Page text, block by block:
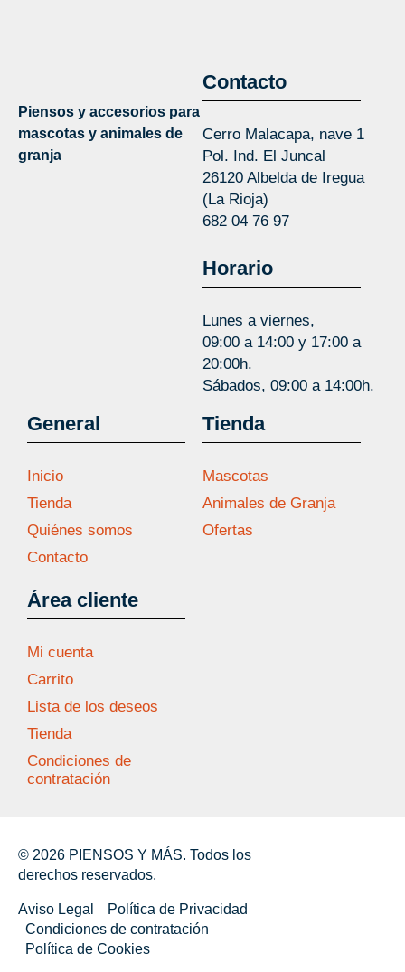
Piensos y accesorios para
mascotas y animales de
granja
Contacto
Cerro Malacapa, nave 1
Pol. Ind. El Juncal
26120 Albelda de Iregua
(La Rioja)
682 04 76 97
Horario
Lunes a viernes,
09:00 a 14:00 y 17:00 a
20:00h.
Sábados, 09:00 a 14:00h.
General
Inicio
Tienda
Quiénes somos
Contacto
Área cliente
Mi cuenta
Carrito
Lista de los deseos
Tienda
Condiciones de
contratación
Tienda
Mascotas
Animales de Granja
Ofertas
© 2026 PIENSOS Y MÁS. Todos los
derechos reservados.
Aviso Legal
Política de Privacidad
Condiciones de contratación
Política de Cookies